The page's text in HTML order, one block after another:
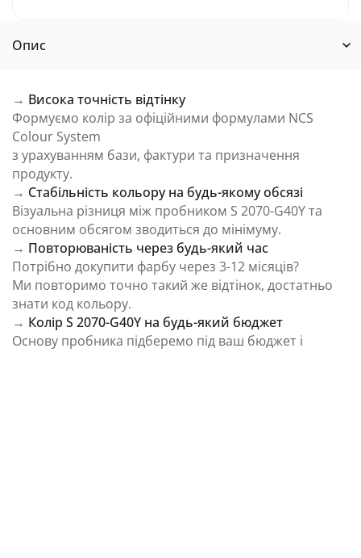
Опис
→ Висока точність відтінку
Формуємо колір за офіційними формулами NCS
Colour System
з урахуванням бази, фактури та призначення
продукту.
→ Стабільність кольору на будь-якому обсязі
Візуальна різниця між пробником S 2070-G40Y та
основним обсягом зводиться до мінімуму.
→ Повторюваність через будь-який час
Потрібно докупити фарбу через 3-12 місяців?
Ми повторимо точно такий же відтінок, достатньо
знати код кольору.
→ Колір S 2070-G40Y на будь-який бюджет
Основу пробника підберемо під ваш бюджет і